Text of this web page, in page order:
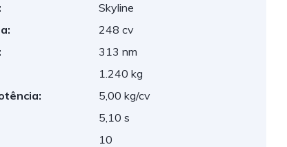
Skyline
248 cv
313 nm
1.240 kg
5,00 kg/cv
5,10 s
10